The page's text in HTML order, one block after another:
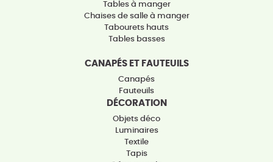
Tables à manger
Chaises de salle à manger
Tabourets hauts
Tables basses
CANAPÉS ET FAUTEUILS
Canapés
Fauteuils
DÉCORATION
Objets déco
Luminaires
Textile
Tapis